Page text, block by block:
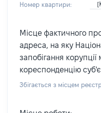
Номер квартири:
Місце фактичного
адреса, на яку
запобігання
кореспонденцію
Збігається з місцем